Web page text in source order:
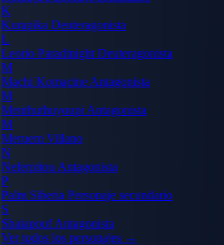
K
Kurapika Deuteragonista
L
Leorio Paradinight Deuteragonista
M
Machi Komacine Antagonista
M
Menthuthuyoupi Antagonista
M
Meruem Villano
N
Neferpitou Antagonista
P
Palm Siberia Personaje secundario
S
ShaiapoufAntagonista
Ver todos los personajes →